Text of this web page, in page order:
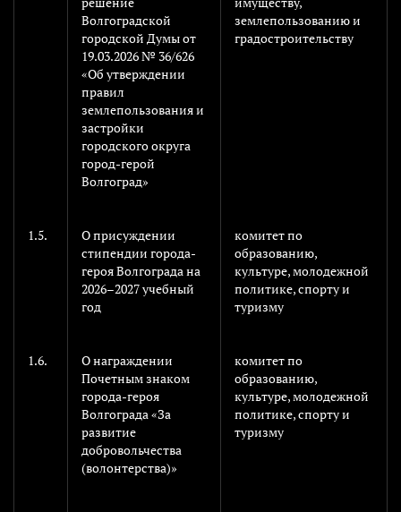
Волгоградской
городской Думы от
19.03.2026 № 36/626
«Об утверждении
правил
землепользования и
застройки
городского округа
город-герой
Волгоград»
землепользованию и
градостроительству
1.5.
О присуждении
стипендии города-
героя Волгограда на
2026–2027 учебный
год
комитет по
образованию,
культуре, молодежной
политике, спорту и
туризму
1.6.
О награждении
Почетным знаком
города-героя
Волгограда «За
развитие
добровольчества
(волонтерства)»
комитет по
образованию,
культуре, молодежной
политике, спорту и
туризму